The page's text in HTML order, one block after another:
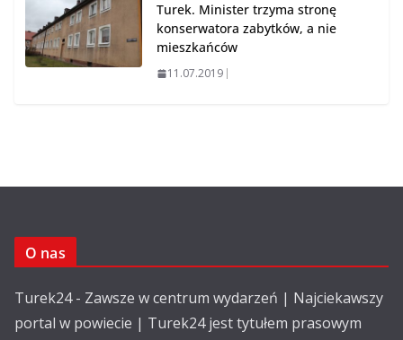
Turek. Minister trzyma stronę
konserwatora zabytków, a nie
mieszkańców
11.07.2019
O nas
Turek24 - Zawsze w centrum wydarzeń | Najciekawszy
portal w powiecie | Turek24 jest tytułem prasowym